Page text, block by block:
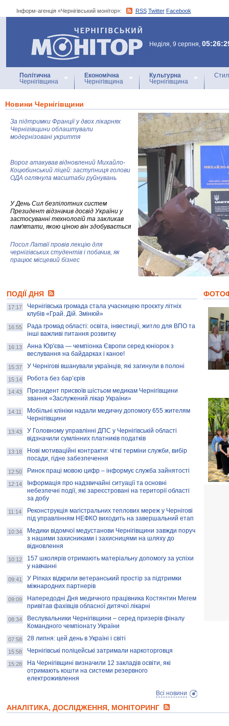
Інформ-агенція «Чернігівський монітор»: RSS Twitter Facebook
Інформ-агенція
«Чернігівський монітор»
Неділя, 9 серпня,
Політична
Чернігівщина
Економічна
Чернігівщина
Культурна
Чернігівщина
Новини Чернігівщини
За підтримки Франції у двох лікарнях
Чернігівщини облаштували
модернізовані укриття
Ворог атакував відновлений Михайло-
Коцюбинський ліцей: заступниця голови
ОДА оглянула масштаби руйнувань
У День Сил безпілотних систем
Президент відзначив досвід України у
застосуванні технологій та закликав
пам'ятати, якою ціною він здобувається
Посол Латвії провів лекцію для
чернігівських студентів і побачив, як
працює місцевий бізнес
колекцію про війну, емоції та тварин
AB InBev Efes Україна підтримала
навчальний проєкт "Молодіжна бізнес-
школа", спрямований на розвиток
підприємництва у Чернігівській області
Золота тварина: видання Forbes
написало про чернігівця Патрона: хто і
скільки на ньому заробляє? І куди
витрачають?
ПОДІЇ ДНЯ
17:17
Чернігівська громада стала учасницею проєкту літніх
клубів «Грай. Дій. Змінюй»
16:55
Рада громад області: освіта, інвестиції, житло для ВПО та
інші важливі питання розвитку
16:13
Анна Юр'єва — чемпіонка Європи серед юніорок з
веслування на байдарках і каное!
15:37 У Чернігові вшанували українців, які загинули в полоні
15:14 Робота без бар’єрів
14:43
Президент присвоїв шістьом медикам Чернігівщини
звання «Заслужений лікар України»
14:11
Мобільні клініки надали медичну допомогу 655 жителям
Чернігівщини
13:43
У Головному управлінні ДПС у Чернігівській області
відзначили сумлінних платників податків
13:18
Нові мотиваційні контракти: чіткі терміни служби, вибір
посади, гідне забезпечення
12:50 Ринок праці мовою цифр – інформує служба зайнятості
12:14
Інформація про надзвичайні ситуації та основні
небезпечні події, які зареєстровані на території області
за добу
11:14
Реконструкція магістральних теплових мереж у Чернігові
під управлінням НЕФКО виходить на завершальний етап
10:34
Медики відомчої медустанови Чернігівщини завжди поруч
з нашими захисниками і захисницями на шляху до
відновлення
10:12
157 школярів отримають матеріальну допомогу за успіхи
у навчанні
09:41
У Ріпках відкрили ветеранський простір за підтримки
міжнародних партнерів
09:09
Напередодні Дня медичного працівника Костянтин Мегем
привітав фахівців обласної дитячої лікарні
08:34
Веслувальники Чернігівщини – серед призерів фіналу
Командного чемпіонату України
07:58 28 липня: цей день в Україні і світі
15:58 Чернігівські поліцейські затримали наркоторговця
15:28
На Чернігівщині визначили 12 закладів освіти, які
отримають кошти на системи резервного
електроживлення
Всі новини
АНАЛІТИКА, ДОСЛІДЖЕННЯ, МОНІТОРИНГ